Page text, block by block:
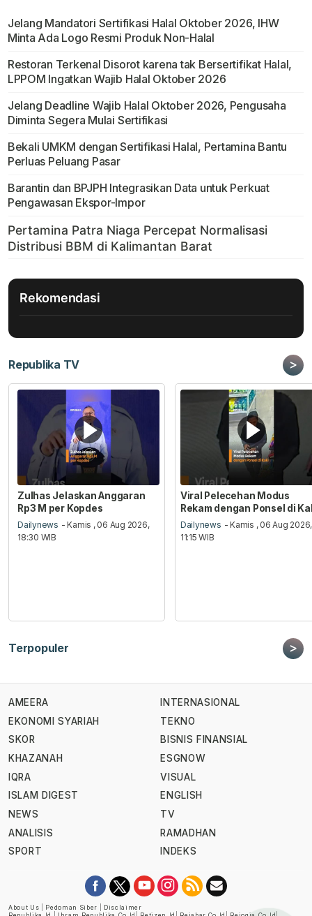
Jelang Mandatori Sertifikasi Halal Oktober 2026, IHW
Minta Ada Logo Resmi Produk Non-Halal
Restoran Terkenal Disorot karena tak Bersertifikat Halal,
LPPOM Ingatkan Wajib Halal Oktober 2026
Jelang Deadline Wajib Halal Oktober 2026, Pengusaha
Diminta Segera Mulai Sertifikasi
Bekali UMKM dengan Sertifikasi Halal, Pertamina Bantu
Perluas Peluang Pasar
Barantin dan BPJPH Integrasikan Data untuk Perkuat
Pengawasan Ekspor-Impor
Rekomendasi
Republika TV >
Zulhas Jelaskan Anggaran
Rp3 M per Kopdes
Dailynews - Kamis , 06 Aug 2026,
18:30 WIB
Viral Pelecehan Modus
Rekam dengan Ponsel di
Dailynews - Kamis , 06 Aug 2026,
11:15 WIB
Terpopuler >
AMEERA
EKONOMI SYARIAH
SKOR
KHAZANAH
IQRA
ISLAM DIGEST
NEWS
ANALISIS
SPORT
INTERNASIONAL
TEKNO
BISNIS FINANSIAL
ESGNOW
VISUAL
ENGLISH
TV
RAMADHAN
INDEKS
About Us Pedoman Siber
Disclaimer